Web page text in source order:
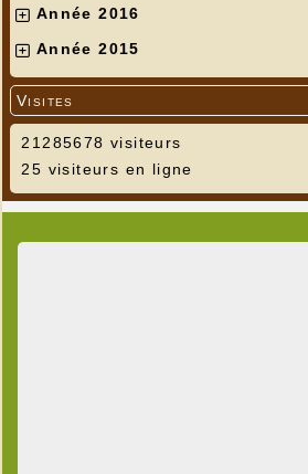
Année 2016
Année 2015
Visites
21285678 visiteurs
25 visiteurs en ligne